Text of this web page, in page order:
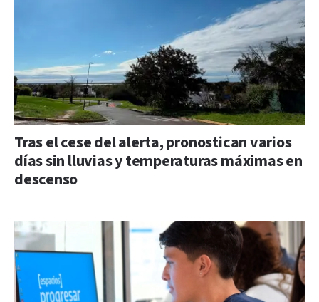
Tras el cese del alerta, pronostican varios
días sin lluvias y temperaturas máximas en
descenso